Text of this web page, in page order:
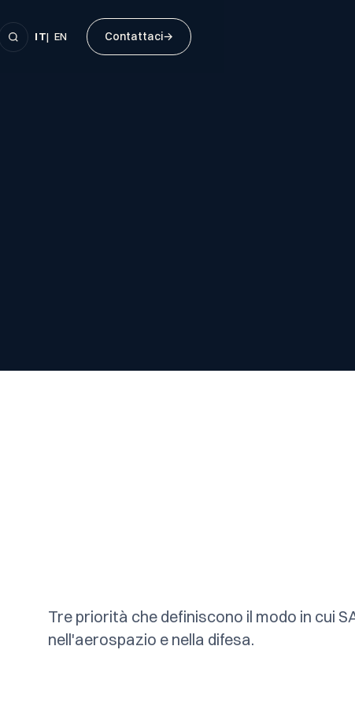
IT| EN Contattaci→
Tre priorità che definiscono il modo in cui
nell'aerospazio e nella difesa.